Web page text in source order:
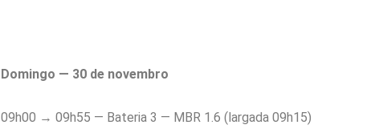
Domingo — 30 de novembro
09h00 → 09h55 — Bateria 3 — MBR 1.6 (largada 09h15)